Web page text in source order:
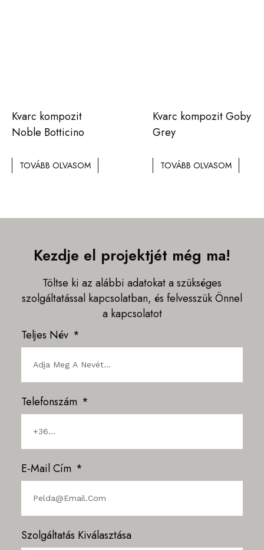
Kvarc kompozit
Noble Botticino
TOVÁBB OLVASOM
Kvarc kompozit Goby
Grey
TOVÁBB OLVASOM
Kezdje el projektjét még ma!
Töltse ki az alábbi adatokat a szükséges
szolgáltatással kapcsolatban, és felvesszük Önnel
a kapcsolatot
Teljes Név
Telefonszám
E-Mail Cím
Szolgáltatás Kiválasztása